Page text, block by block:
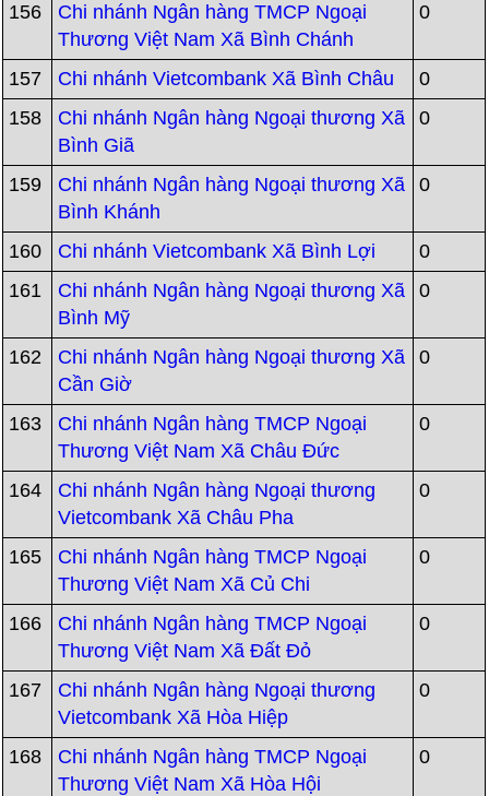
156
Chi nhánh Ngân hàng TMCP Ngoại
Thương Việt Nam Xã Bình Chánh
0
157 Chi nhánh Vietcombank Xã Bình Châu
0
158
Chi nhánh Ngân hàng Ngoại thương Xã
Bình Giã
0
159
Chi nhánh Ngân hàng Ngoại thương Xã
Bình Khánh
0
160 Chi nhánh Vietcombank Xã Bình Lợi
0
161
Chi nhánh Ngân hàng Ngoại thương Xã
Bình Mỹ
0
162
Chi nhánh Ngân hàng Ngoại thương Xã
Cần Giờ
0
163
Chi nhánh Ngân hàng TMCP Ngoại
Thương Việt Nam Xã Châu Đức
0
164
Chi nhánh Ngân hàng Ngoại thương
Vietcombank Xã Châu Pha
0
165
Chi nhánh Ngân hàng TMCP Ngoại
Thương Việt Nam Xã Củ Chi
0
166
Chi nhánh Ngân hàng TMCP Ngoại
Thương Việt Nam Xã Đất Đỏ
0
167
Chi nhánh Ngân hàng Ngoại thương
Vietcombank Xã Hòa Hiệp
0
168
Chi nhánh Ngân hàng TMCP Ngoại
Thương Việt Nam Xã Hòa Hội
0